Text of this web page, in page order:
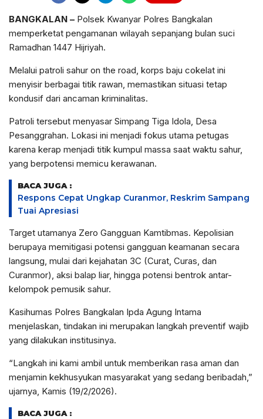
BANGKALAN – Polsek Kwanyar Polres Bangkalan
memperketat pengamanan wilayah sepanjang bulan suci
Ramadhan 1447 Hijriyah.
Melalui patroli sahur on the road, korps baju cokelat ini
menyisir berbagai titik rawan, memastikan situasi tetap
kondusif dari ancaman kriminalitas.
Patroli tersebut menyasar Simpang Tiga Idola, Desa
Pesanggrahan. Lokasi ini menjadi fokus utama petugas
karena kerap menjadi titik kumpul massa saat waktu sahur,
yang berpotensi memicu kerawanan.
BACA JUGA :
Respons Cepat Ungkap Curanmor, Reskrim Sampang
Tuai Apresiasi
Target utamanya Zero Gangguan Kamtibmas. Kepolisian
berupaya memitigasi potensi gangguan keamanan secara
langsung, mulai dari kejahatan 3C (Curat, Curas, dan
Curanmor), aksi balap liar, hingga potensi bentrok antar-
kelompok pemusik sahur.
Kasihumas Polres Bangkalan Ipda Agung Intama
menjelaskan, tindakan ini merupakan langkah preventif wajib
yang dilakukan institusinya.
“Langkah ini kami ambil untuk memberikan rasa aman dan
menjamin kekhusyukan masyarakat yang sedang beribadah,”
ujarnya, Kamis (19/2/2026).
BACA JUGA :